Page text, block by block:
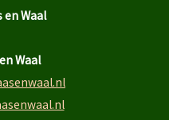
en Waal
Waal